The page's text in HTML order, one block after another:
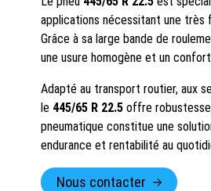
applications nécessitant une très
Grâce à sa large bande de
une usure homogène et un
Adapté au transport routier, aux
le 445/65 R 22.5 offre
pneumatique constitue une
endurance et rentabilité au
Nous contacter